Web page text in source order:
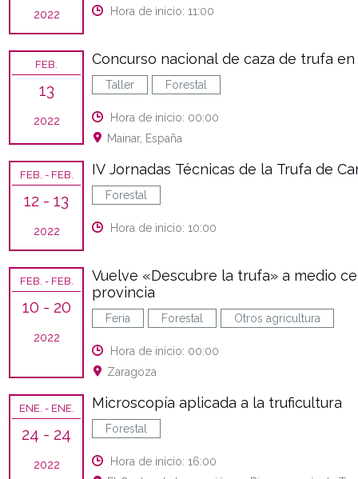
2022 Hora de inicio: 11:00
FEB.
13
2022
Concurso nacional de caza de trufa
Taller Forestal
Hora de inicio: 00:00
Mainar, España
FEB. - FEB.
12 - 13
2022
IV Jornadas Técnicas de la Trufa de
Forestal
Hora de inicio: 10:00
FEB. - FEB.
10 - 20
2022
Vuelve «Descubre la trufa» a medio
provincia
Feria Forestal Otros agricultura
Hora de inicio: 00:00
Zaragoza
ENE. - ENE.
24 - 24
2022
Microscopía aplicada a la truficultura
Forestal
Hora de inicio: 16:00